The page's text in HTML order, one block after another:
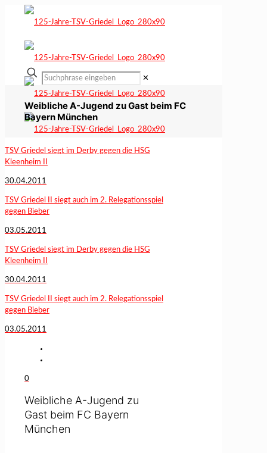
✕
Weibliche A-Jugend zu Gast beim FC
Bayern München
TSV Griedel siegt im Derby gegen die HSG
Kleenheim II
30.04.2011
TSV Griedel II siegt auch im 2. Relegationsspiel
gegen Bieber
03.05.2011
TSV Griedel siegt im Derby gegen die HSG
Kleenheim II
30.04.2011
TSV Griedel II siegt auch im 2. Relegationsspiel
gegen Bieber
03.05.2011
0
Weibliche A-Jugend zu
Gast beim FC Bayern
München